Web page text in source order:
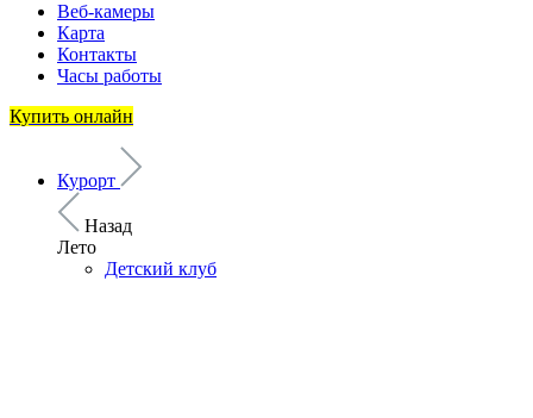
Веб-камеры
Карта
Контакты
Часы работы
Купить онлайн
Курорт
Назад
Лето
Детский клуб